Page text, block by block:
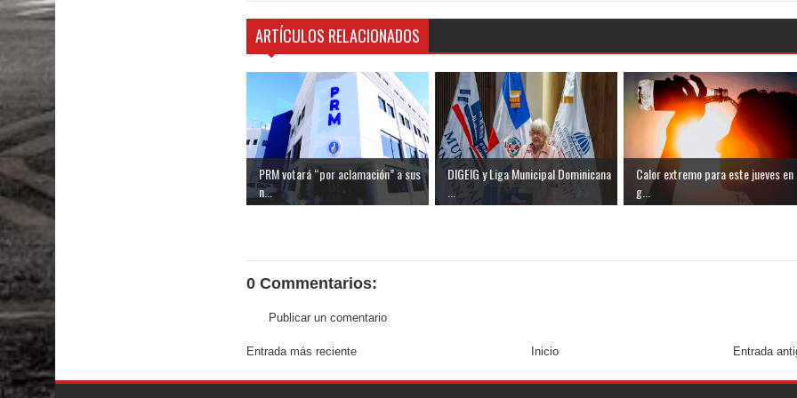
ARTÍCULOS RELACIONADOS
PRM votará “por aclamación” a sus
n...
DIGEIG y Liga Municipal Dominicana
...
Calor extremo para este jueves en
g...
0 Commentarios:
Publicar un comentario
Entrada más reciente Entrada
Inicio